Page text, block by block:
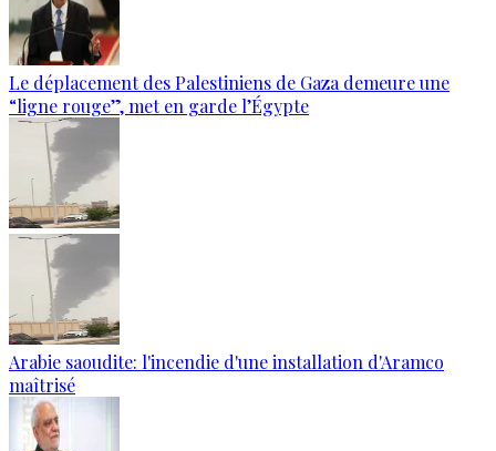
Le déplacement des Palestiniens de Gaza demeure une
“ligne rouge”, met en garde l’Égypte
Arabie saoudite: l'incendie d'une installation d'Aramco
maîtrisé